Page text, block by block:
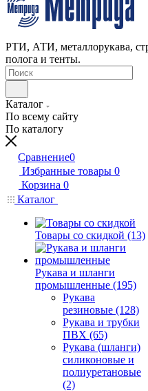
РТИ, АТИ, металлорукава,
полога и тенты.
Каталог
По всему сайту
По каталогу
Сравнение0
Избранные товары 0
Корзина 0
Каталог
Товары со скидкой (13)
Рукава и шланги
промышленные (195)
Рукава
резиновые (128)
Рукава и трубки
ПВХ (65)
Рукава (шланги)
силиконовые и
полиуретановые
(2)